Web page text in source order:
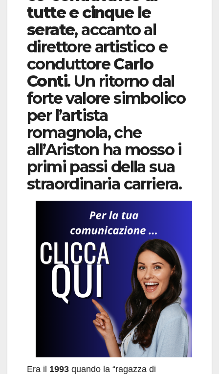
tutte e cinque le
serate, accanto al
direttore artistico e
conduttoreCarlo
Conti. Un ritorno dal
forte valore simbolico
per l’artista
romagnola, che
all’Ariston ha mosso i
primi passi della sua
straordinaria carriera.
Era il 1993 quando la “ragazza di